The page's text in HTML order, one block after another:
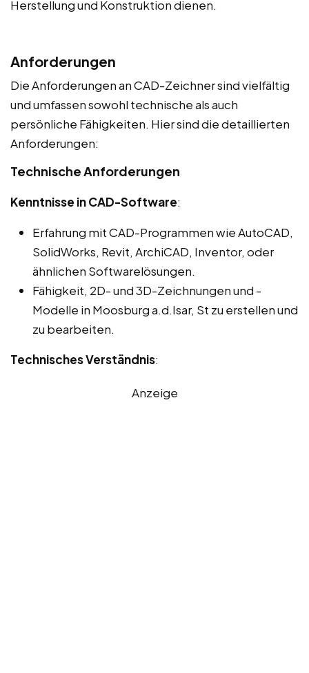
Herstellung und Konstruktion dienen.
Anforderungen
Die Anforderungen an CAD-Zeichner sind vielfältig
und umfassen sowohl technische als auch
persönliche Fähigkeiten. Hier sind die detaillierten
Anforderungen:
Technische Anforderungen
Kenntnisse in CAD-Software:
Erfahrung mit CAD-Programmen wie AutoCAD,
SolidWorks, Revit, ArchiCAD, Inventor, oder
ähnlichen Softwarelösungen.
Fähigkeit, 2D- und 3D-Zeichnungen und -
Modelle in Moosburg a.d.Isar, St zu erstellen und
zu bearbeiten.
Technisches Verständnis:
Anzeige